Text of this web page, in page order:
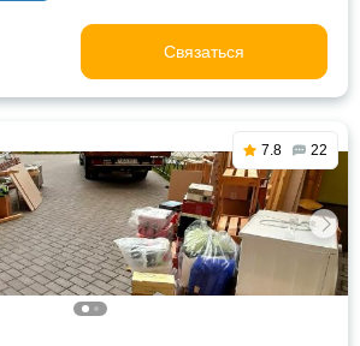
Связаться
7.8 22